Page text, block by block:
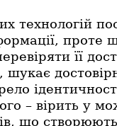
технологій
проте
її
шукає
– вірить у
що